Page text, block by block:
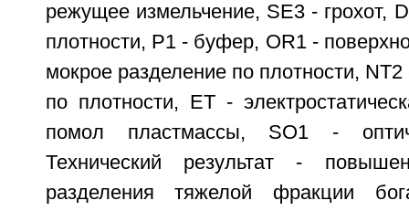
режущее измельчение, SE3 - грохот,
плотности, P1 - буфер, OR1 -
мокрое разделение по плотности,
по плотности, ЕТ -
помол пластмассы, SO1 -
Технический результат -
разделения тяжелой фракции